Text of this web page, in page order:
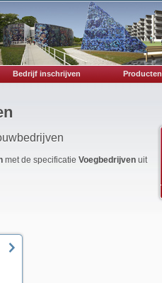
Bedrijf inschrijven Producten
met de specificatie Voegbedrijvenuit